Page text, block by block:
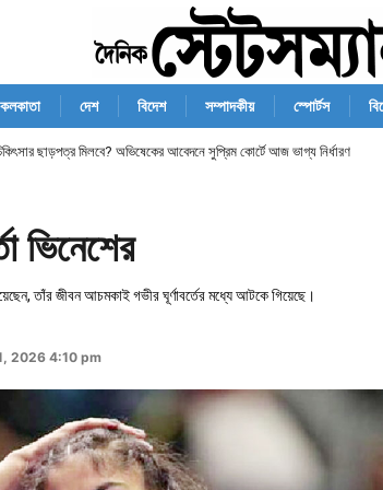
কলকাতা দেশ বিদেশ সম্পাদকীয় স্পোর্টস
ছাড়পত্র মিলবে? অভিষেকের আবেদনে সুপ্রিম কোর্টে আজ ভাগ্য নির্ধারণ
ভিনেশের
তাঁর জীবন আচমকাই গভীর ঘূর্ণাবর্তের মধ্যে আটকে গিয়েছে।
2026 4:10 pm